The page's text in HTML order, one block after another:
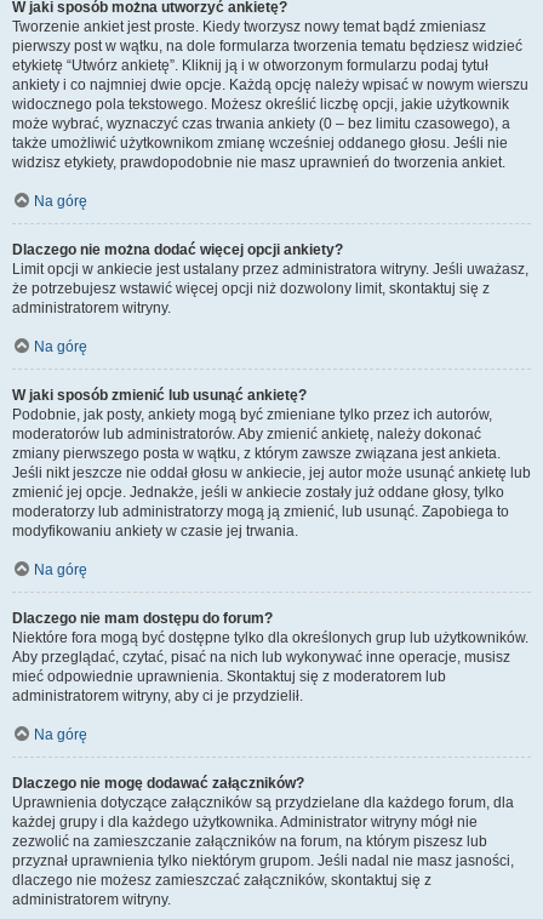
W jaki sposób można utworzyć ankietę?
Tworzenie ankiet jest proste. Kiedy tworzysz nowy temat bądź zmieniasz
pierwszy post w wątku, na dole formularza tworzenia tematu będziesz widzieć
etykietę “Utwórz ankietę”. Kliknij ją i w otworzonym formularzu podaj tytuł
ankiety i co najmniej dwie opcje. Każdą opcję należy wpisać w nowym wierszu
widocznego pola tekstowego. Możesz określić liczbę opcji, jakie użytkownik
może wybrać, wyznaczyć czas trwania ankiety (0 – bez limitu czasowego), a
także umożliwić użytkownikom zmianę wcześniej oddanego głosu. Jeśli nie
widzisz etykiety, prawdopodobnie nie masz uprawnień do tworzenia ankiet.
Na górę
Dlaczego nie można dodać więcej opcji ankiety?
Limit opcji w ankiecie jest ustalany przez administratora witryny. Jeśli uważasz,
że potrzebujesz wstawić więcej opcji niż dozwolony limit, skontaktuj się z
administratorem witryny.
Na górę
W jaki sposób zmienić lub usunąć ankietę?
Podobnie, jak posty, ankiety mogą być zmieniane tylko przez ich autorów,
moderatorów lub administratorów. Aby zmienić ankietę, należy dokonać
zmiany pierwszego posta w wątku, z którym zawsze związana jest ankieta.
Jeśli nikt jeszcze nie oddał głosu w ankiecie, jej autor może usunąć ankietę lub
zmienić jej opcje. Jednakże, jeśli w ankiecie zostały już oddane głosy, tylko
moderatorzy lub administratorzy mogą ją zmienić, lub usunąć. Zapobiega to
modyfikowaniu ankiety w czasie jej trwania.
Na górę
Dlaczego nie mam dostępu do forum?
Niektóre fora mogą być dostępne tylko dla określonych grup lub użytkowników.
Aby przeglądać, czytać, pisać na nich lub wykonywać inne operacje, musisz
mieć odpowiednie uprawnienia. Skontaktuj się z moderatorem lub
administratorem witryny, aby ci je przydzielił.
Na górę
Dlaczego nie mogę dodawać załączników?
Uprawnienia dotyczące załączników są przydzielane dla każdego forum, dla
każdej grupy i dla każdego użytkownika. Administrator witryny mógł nie
zezwolić na zamieszczanie załączników na forum, na którym piszesz lub
przyznał uprawnienia tylko niektórym grupom. Jeśli nadal nie masz jasności,
dlaczego nie możesz zamieszczać załączników, skontaktuj się z
administratorem witryny.